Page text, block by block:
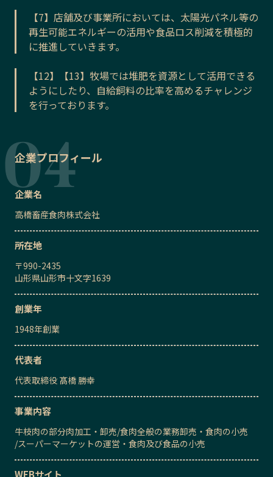
【7】店舗及び事業所においては、太陽光パネル等の
再生可能エネルギーの活用や食品ロス削減を積極的
に推進していきます。
【12】【13】牧場では堆肥を資源として活用できる
ようにしたり、自給飼料の比率を高めるチャレンジ
を行っております。
企業プロフィール
企業名
高橋畜産食肉株式会社
所在地
〒990-2435
山形県山形市十文字1639
創業年
1948年創業
代表者
代表取締役 髙橋 勝幸
事業内容
牛枝肉の部分肉加工・卸売/食肉全般の業務卸売・食肉の小売
/スーパーマーケットの運営・食肉及び食品の小売
WEBサイト